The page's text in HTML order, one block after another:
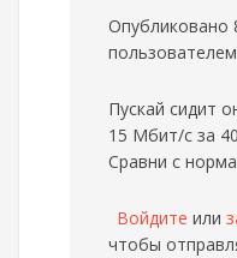
Опубликовано
пользователем
Пускай сидит
15 Мбит/с за
Сравни с
Войдите или
чтобы